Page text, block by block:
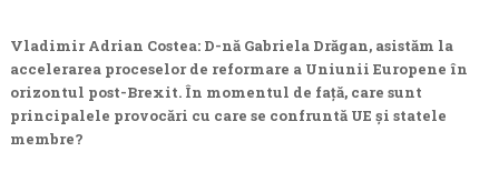
Vladimir Adrian Costea: D-nă Gabriela Drăgan, asistăm la
accelerarea proceselor de reformare a Uniunii Europene în
orizontul post-Brexit. În momentul de față, care sunt
principalele provocări cu care se confruntă UE și statele
membre?